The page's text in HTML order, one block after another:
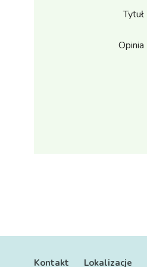
Tytuł
Opinia
Kontakt Lokalizacje